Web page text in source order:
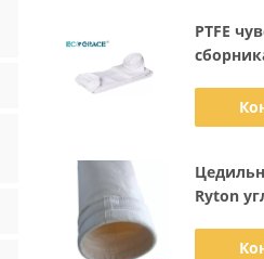
PTFE
Ryton